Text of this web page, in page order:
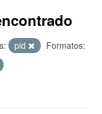
pid
Formatos: